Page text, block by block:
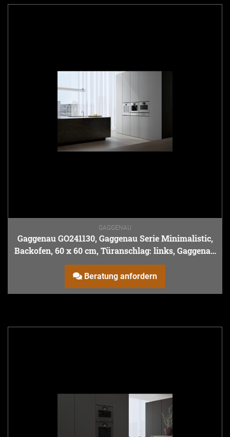
GAGGENAU
Gaggenau GO241130, Gaggenau Serie Minimalistic,
Backofen, 60 x 60 cm, Türanschlag: links, Gaggenau
Sterling
Beratung anfordern